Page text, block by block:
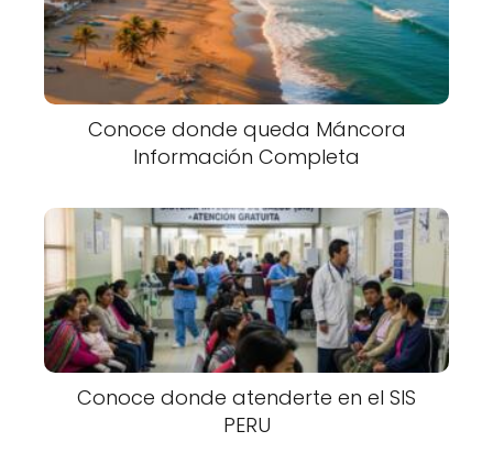
Conoce donde queda Máncora
Información Completa
Conoce donde atenderte en el SIS
PERU